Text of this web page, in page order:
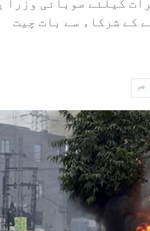
کیلئے صوبائی وزرا
کے شرکاء سے بات چیت